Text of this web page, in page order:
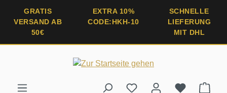
springen
GRATIS
VERSAND AB
50€
EXTRA 10%
CODE:HKH-10
SCHNELLE
LIEFERUNG
MIT DHL